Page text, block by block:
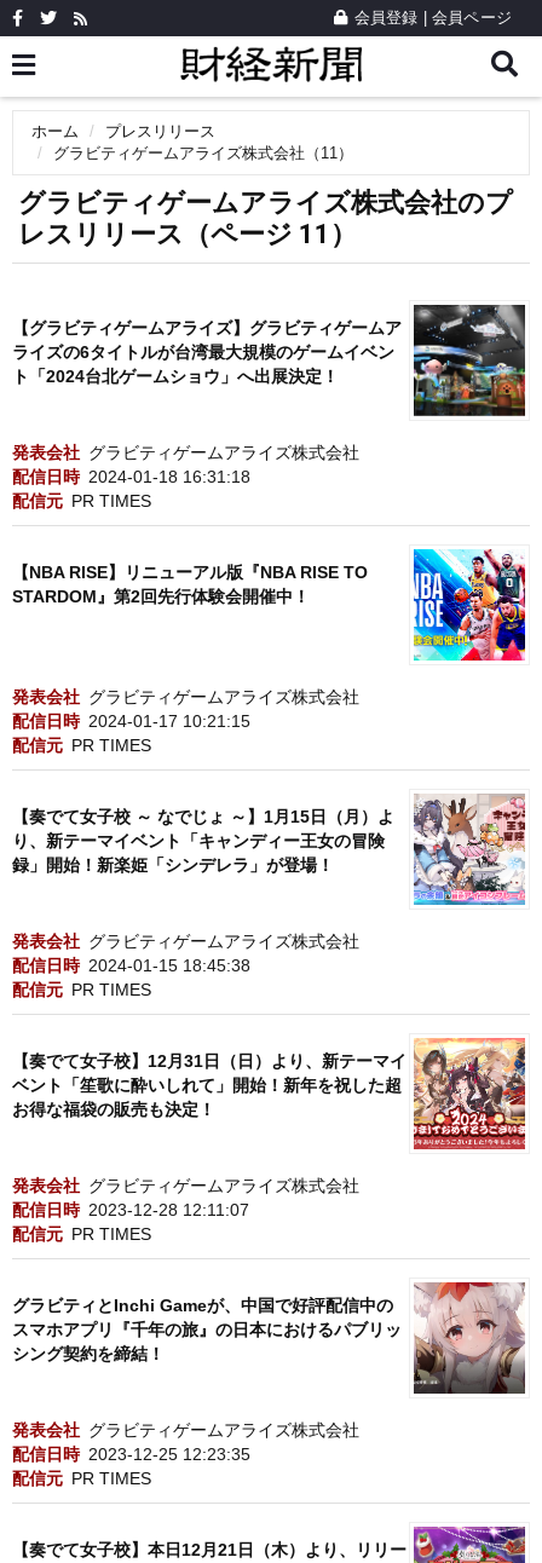
会員登録 会員ページ
ホーム
プレスリリース
グラビティゲームアライズ株式会社（11）
グラビティゲームアライズ株式会社のプ
レスリリース（ページ 11）
【グラビティゲームアライズ】グラビティゲームア
ライズの6タイトルが台湾最大規模のゲームイベン
ト「2024台北ゲームショウ」へ出展決定！
発表会社 グラビティゲームアライズ株式会社
配信日時 2024-01-18 16:31:18
配信元 PR TIMES
【NBA RISE】リニューアル版『NBA RISE TO
STARDOM』第2回先行体験会開催中！
発表会社 グラビティゲームアライズ株式会社
配信日時 2024-01-17 10:21:15
配信元 PR TIMES
【奏でて女子校 ～ なでじょ ～】1月15日（月）よ
り、新テーマイベント「キャンディー王女の冒険
録」開始！新楽姫「シンデレラ」が登場！
発表会社 グラビティゲームアライズ株式会社
配信日時 2024-01-15 18:45:38
配信元 PR TIMES
【奏でて女子校】12月31日（日）より、新テーマイ
ベント「笙歌に酔いしれて」開始！新年を祝した超
お得な福袋の販売も決定！
発表会社 グラビティゲームアライズ株式会社
配信日時 2023-12-28 12:11:07
配信元 PR TIMES
グラビティとInchi Gameが、中国で好評配信中の
スマホアプリ『千年の旅』の日本におけるパブリッ
シング契約を締結！
発表会社 グラビティゲームアライズ株式会社
配信日時 2023-12-25 12:23:35
配信元 PR TIMES
【奏でて女子校】本日12月21日（木）より、リリー